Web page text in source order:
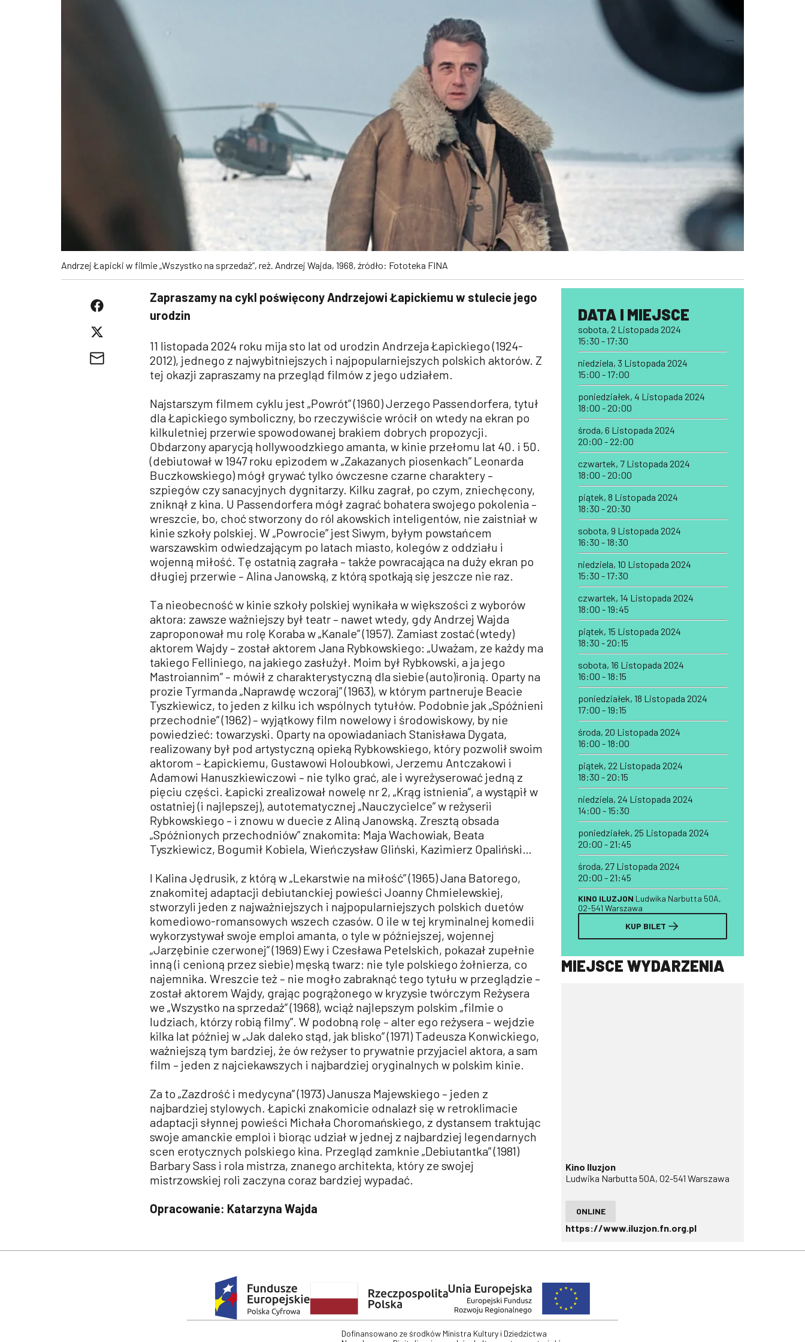
Andrzej Łapicki w filmie „Wszystko na sprzedaż”, reż. Andrzej Wajda, 1968, źródło: Fototeka FINA
Zapraszamy na cykl poświęcony Andrzejowi Łapickiemu w stulecie jego
urodzin
11 listopada 2024 roku mija sto lat od urodzin Andrzeja Łapickiego (1924-
2012), jednego z najwybitniejszych i najpopularniejszych polskich aktorów. Z
tej okazji zapraszamy na przegląd filmów z jego udziałem.
Najstarszym filmem cyklu jest „Powrót” (1960) Jerzego Passendorfera, tytuł
dla Łapickiego symboliczny, bo rzeczywiście wrócił on wtedy na ekran po
kilkuletniej przerwie spowodowanej brakiem dobrych propozycji.
Obdarzony aparycją hollywoodzkiego amanta, w kinie przełomu lat 40. i 50.
(debiutował w 1947 roku epizodem w „Zakazanych piosenkach” Leonarda
Buczkowskiego) mógł grywać tylko ówczesne czarne charaktery –
szpiegów czy sanacyjnych dygnitarzy. Kilku zagrał, po czym, zniechęcony,
zniknął z kina. U Passendorfera mógł zagrać bohatera swojego pokolenia –
wreszcie, bo, choć stworzony do ról akowskich inteligentów, nie zaistniał w
kinie szkoły polskiej. W „Powrocie” jest Siwym, byłym powstańcem
warszawskim odwiedzającym po latach miasto, kolegów z oddziału i
wojenną miłość. Tę ostatnią zagrała – także powracająca na duży ekran po
długiej przerwie – Alina Janowską, z którą spotkają się jeszcze nie raz.
Ta nieobecność w kinie szkoły polskiej wynikała w większości z wyborów
aktora: zawsze ważniejszy był teatr – nawet wtedy, gdy Andrzej Wajda
zaproponował mu rolę Koraba w „Kanale” (1957). Zamiast zostać (wtedy)
aktorem Wajdy – został aktorem Jana Rybkowskiego: „Uważam, ze każdy ma
takiego Felliniego, na jakiego zasłużył. Moim był Rybkowski, a ja jego
Mastroiannim” – mówił z charakterystyczną dla siebie (auto)ironią. Oparty na
prozie Tyrmanda „Naprawdę wczoraj” (1963), w którym partneruje Beacie
Tyszkiewicz, to jeden z kilku ich wspólnych tytułów. Podobnie jak „Spóźnieni
przechodnie” (1962) – wyjątkowy film nowelowy i środowiskowy, by nie
powiedzieć: towarzyski. Oparty na opowiadaniach Stanisława Dygata,
realizowany był pod artystyczną opieką Rybkowskiego, który pozwolił swoim
aktorom – Łapickiemu, Gustawowi Holoubkowi, Jerzemu Antczakowi i
Adamowi Hanuszkiewiczowi – nie tylko grać, ale i wyreżyserować jedną z
pięciu części. Łapicki zrealizował nowelę nr 2, „Krąg istnienia”, a wystąpił w
ostatniej (i najlepszej), autotematycznej „Nauczycielce” w reżyserii
Rybkowskiego – i znowu w duecie z Aliną Janowską. Zresztą obsada
„Spóźnionych przechodniów” znakomita: Maja Wachowiak, Beata
Tyszkiewicz, Bogumił Kobiela, Wieńczysław Gliński, Kazimierz Opaliński…
I Kalina Jędrusik, z którą w „Lekarstwie na miłość” (1965) Jana Batorego,
znakomitej adaptacji debiutanckiej powieści Joanny Chmielewskiej,
stworzyli jeden z najważniejszych i najpopularniejszych polskich duetów
komediowo-romansowych wszech czasów. O ile w tej kryminalnej komedii
wykorzystywał swoje emploi amanta, o tyle w późniejszej, wojennej
„Jarzębinie czerwonej” (1969) Ewy i Czesława Petelskich, pokazał zupełnie
inną (i cenioną przez siebie) męską twarz: nie tyle polskiego żołnierza, co
najemnika. Wreszcie też – nie mogło zabraknąć tego tytułu w przeglądzie –
został aktorem Wajdy, grając pogrążonego w kryzysie twórczym Reżysera
we „Wszystko na sprzedaż” (1968), wciąż najlepszym polskim „filmie o
ludziach, którzy robią filmy”. W podobną rolę – alter ego reżysera – wejdzie
kilka lat później w „Jak daleko stąd, jak blisko” (1971) Tadeusza Konwickiego,
ważniejszą tym bardziej, że ów reżyser to prywatnie przyjaciel aktora, a sam
film – jeden z najciekawszych i najbardziej oryginalnych w polskim kinie.
Za to „Zazdrość i medycyna” (1973) Janusza Majewskiego – jeden z
najbardziej stylowych. Łapicki znakomicie odnalazł się w retroklimacie
adaptacji słynnej powieści Michała Choromańskiego, z dystansem traktując
swoje amanckie emploi i biorąc udział w jednej z najbardziej legendarnych
scen erotycznych polskiego kina. Przegląd zamknie „Debiutantka” (1981)
Barbary Sass i rola mistrza, znanego architekta, który ze swojej
mistrzowskiej roli zaczyna coraz bardziej wypadać.
Opracowanie: Katarzyna Wajda
DATA I MIEJSCE
sobota, 2 Listopada 2024
15:30 - 17:30
niedziela, 3 Listopada 2024
15:00 - 17:00
poniedziałek, 4 Listopada 2024
18:00 - 20:00
środa, 6 Listopada 2024
20:00 - 22:00
czwartek, 7 Listopada 2024
18:00 - 20:00
piątek, 8 Listopada 2024
18:30 - 20:30
sobota, 9 Listopada 2024
16:30 - 18:30
niedziela, 10 Listopada 2024
15:30 - 17:30
czwartek, 14 Listopada 2024
18:00 - 19:45
piątek, 15 Listopada 2024
18:30 - 20:15
sobota, 16 Listopada 2024
16:00 - 18:15
poniedziałek, 18 Listopada 2024
17:00 - 19:15
środa, 20 Listopada 2024
16:00 - 18:00
piątek, 22 Listopada 2024
18:30 - 20:15
niedziela, 24 Listopada 2024
14:00 - 15:30
poniedziałek, 25 Listopada 2024
20:00 - 21:45
środa, 27 Listopada 2024
20:00 - 21:45
KINO ILUZJON Ludwika Narbutta 50A,
02-541 Warszawa
KUP BILET
MIEJSCE WYDARZENIA
Kino Iluzjon
Ludwika Narbutta 50A, 02-541 Warszawa
ONLINE
https://www.iluzjon.fn.org.pl
Dofinansowano ze środków Ministra Kultury i Dziedzictwa